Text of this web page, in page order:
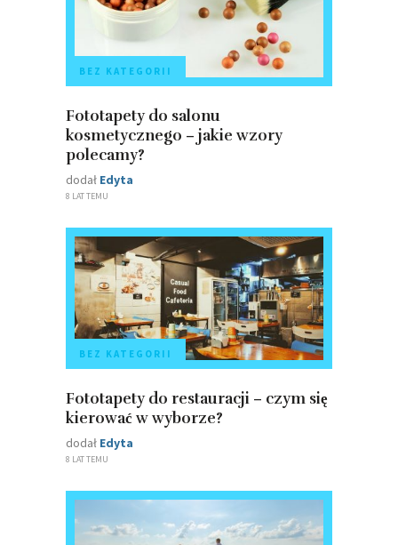
BEZ KATEGORII
Fototapety do salonu
kosmetycznego – jakie wzory
polecamy?
dodał Edyta
8 LAT TEMU
BEZ KATEGORII
Fototapety do restauracji – czym się
kierować w wyborze?
dodał Edyta
8 LAT TEMU